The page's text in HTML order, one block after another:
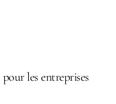
les entreprises